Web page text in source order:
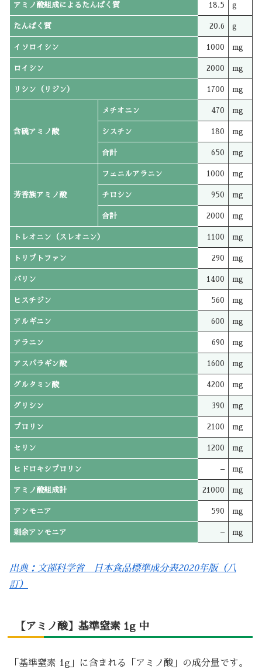
アミノ酸組成によるたんぱく質 18.5 g
たんぱく質 20.6 g
イソロイシン 1000 mg
ロイシン 2000 mg
リシン（リジン） 1700 mg
含硫アミノ酸
メチオニン 470 mg
シスチン 180 mg
合計 650 mg
芳香族アミノ酸
フェニルアラニン 1000 mg
チロシン 950 mg
合計 2000 mg
トレオニン（スレオニン） 1100 mg
トリプトファン 290 mg
バリン 1400 mg
ヒスチジン 560 mg
アルギニン 600 mg
アラニン 690 mg
アスパラギン酸 1600 mg
グルタミン酸 4200 mg
グリシン 390 mg
プロリン 2100 mg
セリン 1200 mg
ヒドロキシプロリン – mg
アミノ酸組成計 21000 mg
アンモニア 590 mg
剰余アンモニア – mg
出典：文部科学省 日本食品標準成分表2020年版（八
訂）
【アミノ酸】基準窒素 1g 中
「基準窒素 1g」に含まれる「アミノ酸」の成分量です。